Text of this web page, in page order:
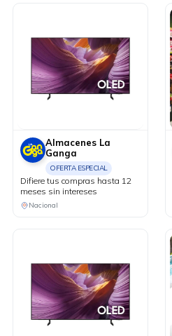
Almacenes La
Ganga
OFERTA ESPECIAL
Difiere tus compras hasta 12
meses sin intereses
Nacional